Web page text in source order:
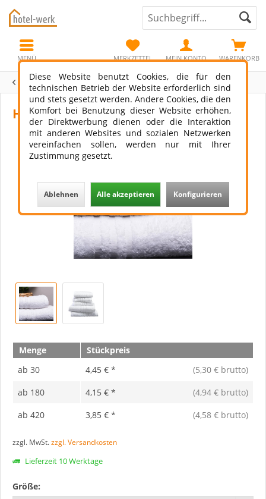
WARENKORB
MERKZETTEL MEIN KONTO
MENÜ
Übersicht Walkfrottee
Handtuch La Gomera 550 g/qm²
Menge
Stückpreis
ab 30 4,45 € *
(5,30 € brutto)
ab 180 4,15 € *
(4,94 € brutto)
ab 420 3,85 € * (4,58 € brutto)
zzgl. MwSt.zzgl. Versandkosten
Lieferzeit 10 Werktage
Größe:
Diese Website benutzt Cookies, die für den
technischen Betrieb der Website erforderlich sind
und stets gesetzt werden. Andere Cookies, die den
Komfort bei Benutzung dieser Website erhöhen,
der Direktwerbung dienen oder die Interaktion
mit anderen Websites und sozialen Netzwerken
vereinfachen sollen, werden nur mit Ihrer
Zustimmung gesetzt.
Ablehnen Alle akzeptieren Konfigurieren